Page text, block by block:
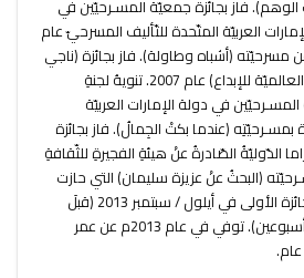
فاز بجائزة جمعيّة المسـرحيّين في
العربيّة المتّحدة للتّأليف المسرحيّ عام
عن مسرحيّته (أشباه وطاولة). فاز بجائزة (ناجي
نعمان العالميّة للإبداع) عام 2007. تنويهُ لجنةِ
في دولة الإمارات العربيّة
بمسـرحيّتِه (عندما بكتْ الجِمالُ). فاز بجائزة
الدّوليّةُ الصّادرةُ عنْ هيئةِ الفجيرةِ للثّقافةِ
(البحثُ عنْ عزيزة سليمان) التي حازت
على الجائزة الأولى في أيلول / سبتمبر 2013 (قبلَ
رحيلِه بأسبوعين). توفي في عام 2013م عن عمر